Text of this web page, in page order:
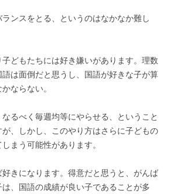
ンスをとる、というのはなかなか難し
どもたちには好き嫌いがあります。理数
は面倒だと思うし、国語が好きな子が算
ならない。
るべく毎週均等にやらせる、ということ
、しかし、このやり方はさらに子どもの
まう可能性があります。
きになります。得意だと思うと、がんば
、国語の成績が良い子であることが多